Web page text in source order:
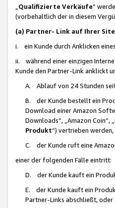
Qualifizierte Verkäufe“
(vorbehaltlich der in diesem
(a) Partner- Link auf Ihrer Site
i. ein Kunde durch Anklicken
ii. während einer einzigen
Kunde den Partner-Link anklickt
A. Ablauf von 24 Stunden
B. der Kunde bestellt ein
Download einer Amazon
Downloads“, „Amazon Coin“,
Produkt“) vertrieben
C. der Kunde ruft eine
einer der folgenden Fälle eintritt:
D. der Kunde kauft ein
E. der Kunde kauft ein
Partner-Links abschließt, oder